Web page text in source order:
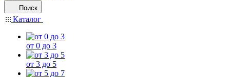
Поиск
Каталог
от 0 до 3
от 3 до 5